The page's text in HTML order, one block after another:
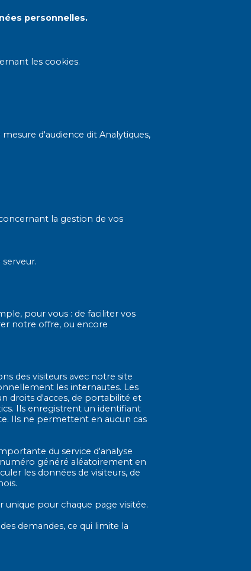
personnelles.
les cookies.
d'audience dit Analytiques,
la gestion de vos
pour vous : de faciliter vos
notre offre, ou encore
des visiteurs avec notre site
les internautes. Les
droits d'acces, de portabilité et
Ils enregistrent un identifiant
Ils ne permettent en aucun cas
du service d'analyse
généré aléatoirement en
les données de visiteurs, de
unique pour chaque page visitée.
demandes, ce qui limite la